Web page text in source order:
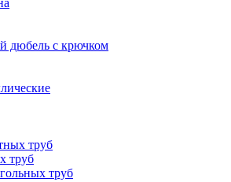
дюбель с крючком
труб
труб
труб